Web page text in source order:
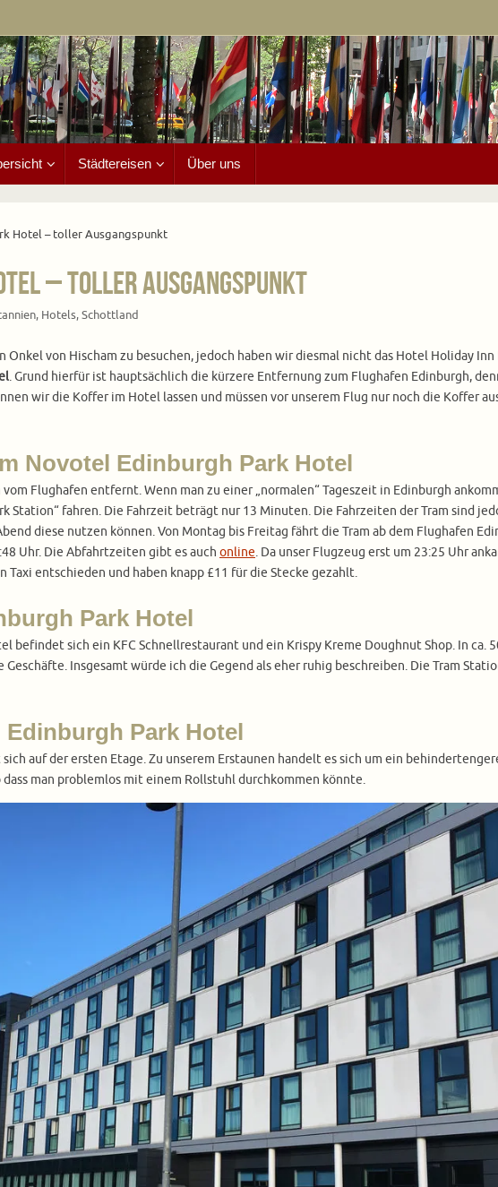
Städtereisen Über uns
Hotel – toller Ausgangspunkt
– toller Ausgangspunkt
, Hotels,Schottland
Onkel von Hischam zu besuchen, jedoch haben wir diesmal nicht das Hotel Holiday
. Grund hierfür ist hauptsächlich die kürzere Entfernung zum Flughafen Edinburgh,
wir die Koffer im Hotel lassen und müssen vor unserem Flug nur noch die Koffer
Novotel Edinburgh Park Hotel
Flughafen entfernt. Wenn man zu einer „normalen“ Tageszeit in Edinburgh
Station“ fahren. Die Fahrzeit beträgt nur 13 Minuten. Die Fahrzeiten der Tram sind
diese nutzen können. Von Montag bis Freitag fährt die Tram ab dem Flughafen
Uhr. Die Abfahrtzeiten gibt es auch online. Da unser Flugzeug erst um 23:25 Uhr
entschieden und haben knapp £11 für die Stecke gezahlt.
Park Hotel
befindet sich ein KFC Schnellrestaurant und ein Krispy Kreme Doughnut Shop. In ca.
Insgesamt würde ich die Gegend als eher ruhig beschreiben. Die Tram
Edinburgh Park Hotel
auf der ersten Etage. Zu unserem Erstaunen handelt es sich um ein
man problemlos mit einem Rollstuhl durchkommen könnte.